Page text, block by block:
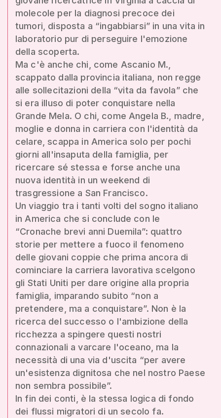
molecole per la diagnosi precoce dei
tumori, disposta a “ingabbiarsi” in una vita in
laboratorio pur di perseguire l'emozione
della scoperta.
Ma c'è anche chi, come Ascanio M.,
scappato dalla provincia italiana, non regge
alle sollecitazioni della “vita da favola” che
si era illuso di poter conquistare nella
Grande Mela. O chi, come Angela B., madre,
moglie e donna in carriera con l'identità da
celare, scappa in America solo per pochi
giorni all'insaputa della famiglia, per
ricercare sé stessa e forse anche una
nuova identità in un weekend di
trasgressione a San Francisco.
Un viaggio tra i tanti volti del sogno italiano
in America che si conclude con le
“Cronache brevi anni Duemila”: quattro
storie per mettere a fuoco il fenomeno
delle giovani coppie che prima ancora di
cominciare la carriera lavorativa scelgono
gli Stati Uniti per dare origine alla propria
famiglia, imparando subito “non a
pretendere, ma a conquistare”. Non è la
ricerca del successo o l'ambizione della
ricchezza a spingere questi nostri
connazionali a varcare l'oceano, ma la
necessità di una via d'uscita “per avere
un'esistenza dignitosa che nel nostro Paese
non sembra possibile”.
In fin dei conti, è la stessa logica di fondo
dei flussi migratori di un secolo fa.